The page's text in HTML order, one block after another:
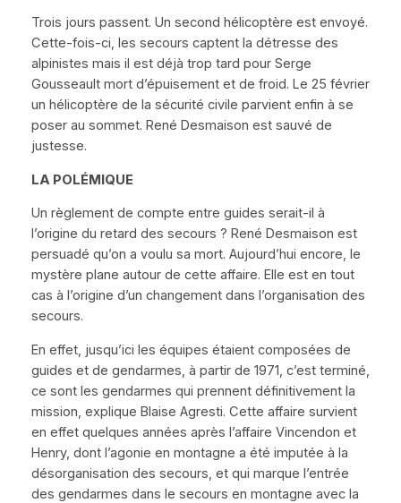
Trois jours passent. Un second hélicoptère est envoyé.
Cette-fois-ci, les secours captent la détresse des
alpinistes mais il est déjà trop tard pour Serge
Gousseault mort d’épuisement et de froid. Le 25 février
un hélicoptère de la sécurité civile parvient enfin à se
poser au sommet. René Desmaison est sauvé de
justesse.
LA POLÉMIQUE
Un règlement de compte entre guides serait-il à
l’origine du retard des secours ? René Desmaison est
persuadé qu’on a voulu sa mort. Aujourd’hui encore, le
mystère plane autour de cette affaire. Elle est en tout
cas à l’origine d’un changement dans l’organisation des
secours.
En effet, jusqu’ici les équipes étaient composées de
guides et de gendarmes, à partir de 1971, c’est terminé,
ce sont les gendarmes qui prennent définitivement la
mission, explique Blaise Agresti. Cette affaire survient
en effet quelques années après l’affaire Vincendon et
Henry, dont l’agonie en montagne a été imputée à la
désorganisation des secours, et qui marque l’entrée
des gendarmes dans le secours en montagne avec la